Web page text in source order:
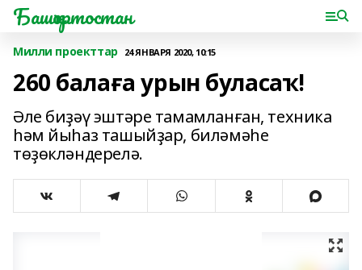
Башҡортостан
Милли проекттар 24 ЯНВАРЯ 2020, 10:15
260 балаға урын буласаҡ!
Әле биҙәү эштәре тамамланған, техника
һәм йыһаз ташыйҙар, биләмәһе
төҙөкләндерелә.